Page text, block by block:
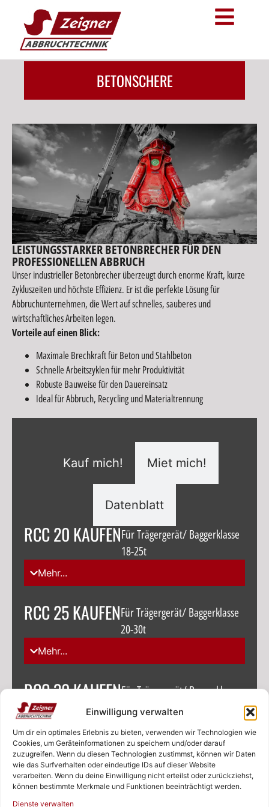
Einwilligung verwalten
Um dir ein optimales Erlebnis zu bieten, verwenden wir Technologien wie
Cookies, um Geräteinformationen zu speichern und/oder darauf
zuzugreifen. Wenn du diesen Technologien zustimmst, können wir Daten
wie das Surfverhalten oder eindeutige IDs auf dieser Website
verarbeiten. Wenn du deine Einwilligung nicht erteilst oder zurückziehst,
können bestimmte Merkmale und Funktionen beeinträchtigt werden.
Dienste verwalten
BETONSCHERE
LEISTUNGSSTARKER BETONBRECHER FÜR DEN
PROFESSIONELLEN ABBRUCH
Unser industrieller Betonbrecher überzeugt durch enorme Kraft, kurze
Zykluszeiten und höchste Effizienz. Er ist die perfekte Lösung für
Abbruchunternehmen, die Wert auf schnelles, sauberes und
wirtschaftliches Arbeiten legen.
Vorteile auf einen Blick:
Maximale Brechkraft für Beton und Stahlbeton
Schnelle Arbeitszyklen für mehr Produktivität
Robuste Bauweise für den Dauereinsatz
Ideal für Abbruch, Recycling und Materialtrennung
Kauf mich! Miet mich!
Datenblatt
RCC 20 KAUFENFür Trägergerät/ Baggerklasse
18-25t
Mehr...
RCC 25 KAUFENFür Trägergerät/ Baggerklasse
20-30t
Mehr...
RCC 30 KAUFENFür Trägergerät/ Baggerklasse
25-35t
Mehr...
RCC 45 KAUFENFür Trägergerät/ Baggerklasse
38-55t
Rufen Sie uns an!